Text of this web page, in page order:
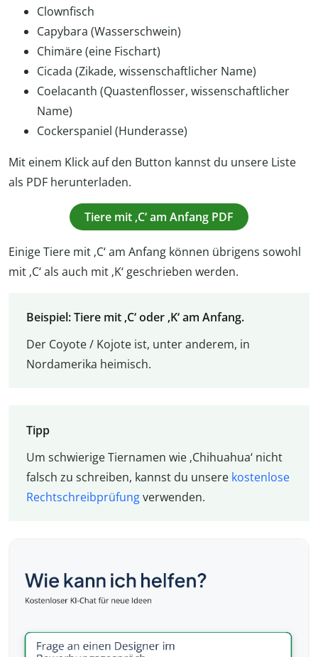
Clownfisch
Capybara (Wasserschwein)
Chimäre (eine Fischart)
Cicada (Zikade, wissenschaftlicher Name)
Coelacanth (Quastenflosser, wissenschaftlicher
Name)
Cockerspaniel (Hunderasse)
Mit einem Klick auf den Button kannst du unsere Liste
als PDF herunterladen.
Tiere mit ‚C‘ am Anfang PDF
Einige Tiere mit ‚C‘ am Anfang können übrigens sowohl
mit ‚C‘ als auch mit ‚K‘ geschrieben werden.
Beispiel: Tiere mit ‚C‘ oder ‚K‘ am Anfang.
Der Coyote / Kojote ist, unter anderem, in
Nordamerika heimisch.
Tipp
Um schwierige Tiernamen wie ‚Chihuahua‘ nicht
falsch zu schreiben, kannst du unsere kostenlose
Rechtschreibprüfungverwenden.